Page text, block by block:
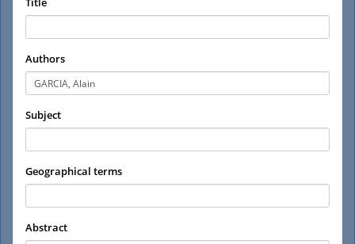
Authors
Subject
Geographical terms
Abstract